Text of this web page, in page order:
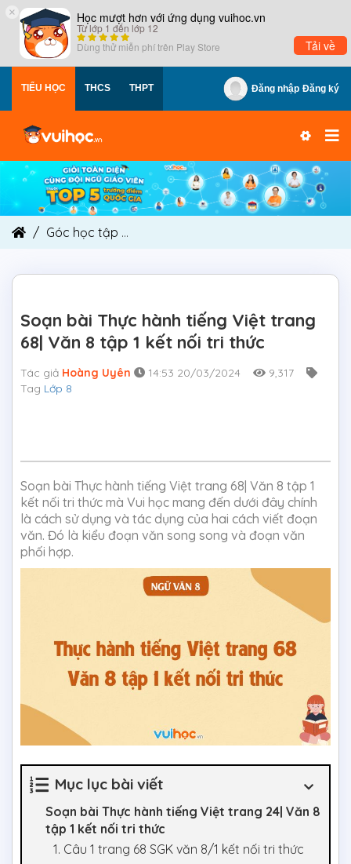
× Học mượt hơn với ứng dụng vuihoc.vn
Từ lớp 1 đến lớp 12
Dùng thử miễn phí trên Play Store Tải về
TIỂU HỌC THCS THPT Đăng nhập Đăng ký
Góc học tập
Soạn bài Thực hành tiếng Việt trang
68| Văn 8 tập 1 kết nối tri thức
Tác giả Hoàng Uyên 14:53 20/03/2024
9,317
Tag Lớp 8
Soạn bài Thực hành tiếng Việt trang 68| Văn 8 tập 1
kết nối tri thức mà Vui học mang đến dưới đây chính
là cách sử dụng và tác dụng của hai cách viết đoạn
văn. Đó là kiểu đoạn văn song song và đoạn văn
phối hợp.
Mục lục bài viết
Soạn bài Thực hành tiếng Việt trang 24| Văn 8
tập 1 kết nối tri thức
1. Câu 1 trang 68 SGK văn 8/1 kết nối tri thức